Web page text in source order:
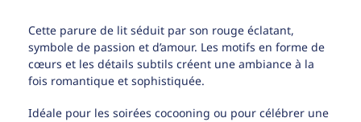
Cette parure de lit séduit par son rouge éclatant,
symbole de passion et d’amour. Les motifs en forme de
cœurs et les détails subtils créent une ambiance à la
fois romantique et sophistiquée.
Idéale pour les soirées cocooning ou pour célébrer une